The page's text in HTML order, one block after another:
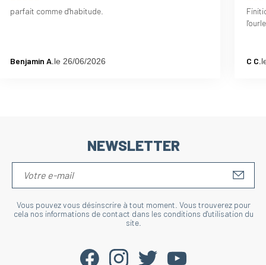
parfait comme d'habitude.
Benjamin A.le 26/06/2026 C C.
NEWSLETTER
Vous pouvez vous désinscrire à tout moment. Vous trouverez pour
cela nos informations de contact dans les conditions d'utilisation du
site.